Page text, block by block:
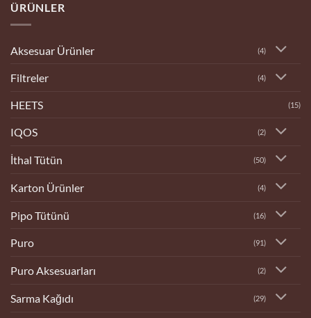
Dükkanı
ÜRÜNLER
Aksesuar Ürünler (4)
Filtreler (4)
HEETS (15)
IQOS (2)
İthal Tütün (50)
Karton Ürünler (4)
Pipo Tütünü (16)
Puro (91)
Puro Aksesuarları (2)
Sarma Kağıdı (29)